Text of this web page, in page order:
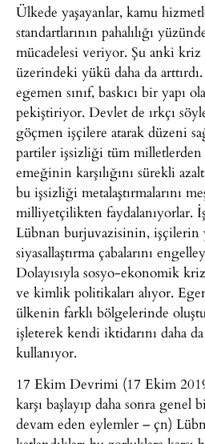
Ülkede yaşayanlar, kamu
standartlarının pahalılığı
mücadelesi veriyor. Şu anki kriz
üzerindeki yükü daha da
egemen sınıf, baskıcı bir yapı
pekiştiriyor. Devlet de ırkçı
göçmen işçilere atarak düzeni
partiler işsizliği tüm
emeğinin karşılığını sürekli
bu işsizliği metalaştırmalarını
milliyetçilikten faydalanıyorlar.
Lübnan burjuvazisinin, işçilerin
siyasallaştırma çabalarını
Dolayısıyla sosyo-ekonomik
ve kimlik politikaları alıyor.
ülkenin farklı bölgelerinde
işleterek kendi iktidarını daha
kullanıyor.
17 Ekim Devrimi (17 Ekim
karşı başlayıp daha sonra
devam eden eylemler – çn)